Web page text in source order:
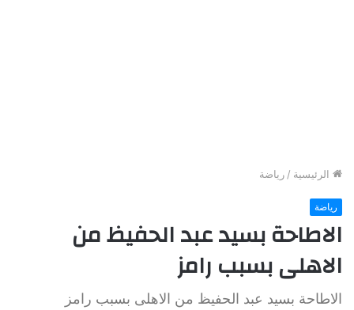
الرئيسية / رياضة
رياضة
الاطاحة بسيد عبد الحفيظ من
الاهلى بسبب رامز
الاطاحة بسيد عبد الحفيظ من الاهلى بسبب رامز